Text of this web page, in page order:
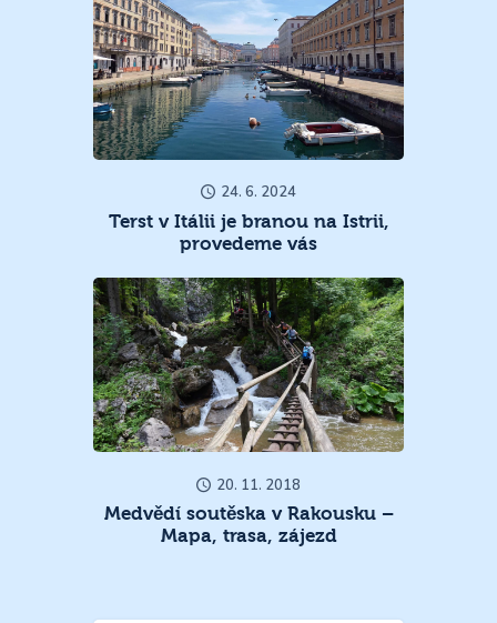
24. 6. 2024
Terst v Itálii je branou na Istrii,
provedeme vás
20. 11. 2018
Medvědí soutěska v Rakousku –
Mapa, trasa, zájezd